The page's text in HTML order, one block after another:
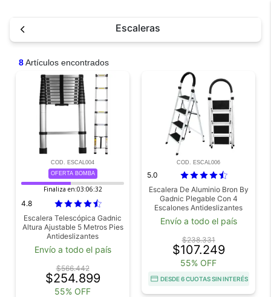
Escaleras
8Artículos encontrados
COD. ESCAL004
OFERTA BOMBA
Finaliza en:03:06:32
4.8
Escalera Telescópica Gadnic
Altura Ajustable 5 Metros Pies
Antideslizantes
Envío a todo el país
$566.442
$254.899
55% OFF
COD. ESCAL006
5.0
Escalera De Aluminio Bron By
Gadnic Plegable Con 4
Escalones Antideslizantes
Envío a todo el país
$238.331
$107.249
55% OFF
DESDE 6 CUOTAS SIN INTERÉS